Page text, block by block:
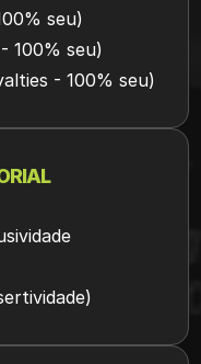
seu)
100% seu)
- 100% seu)